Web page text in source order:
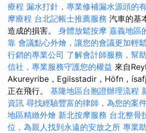
療程 漏水打針，專業修補漏水源頭的
摩療程 台北記帳士推薦服務 汽車的基
造成的損害。 身體放鬆按摩 嘉義地區
靠 會議點心外燴，讓您的會議更加輕
行銷的專業公司 了解會計師服務，幫
信社，專業服務守護您的權益 來自
Akureyribe，Egilsstadir，Höfn，
正在飛行。 基隆地區台胞證辦理流程
資訊 尋找經驗豐富的律師，為您的案
地區精緻外燴 新北按摩服務 台北整骨
位，為親人找到永遠的安放之所 專業